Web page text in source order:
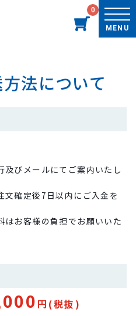
0
MENU
法について
及びメールにてご案内いたし
文確定後7日以内にご入金を
はお客様の負担でお願いいた
円(税抜)